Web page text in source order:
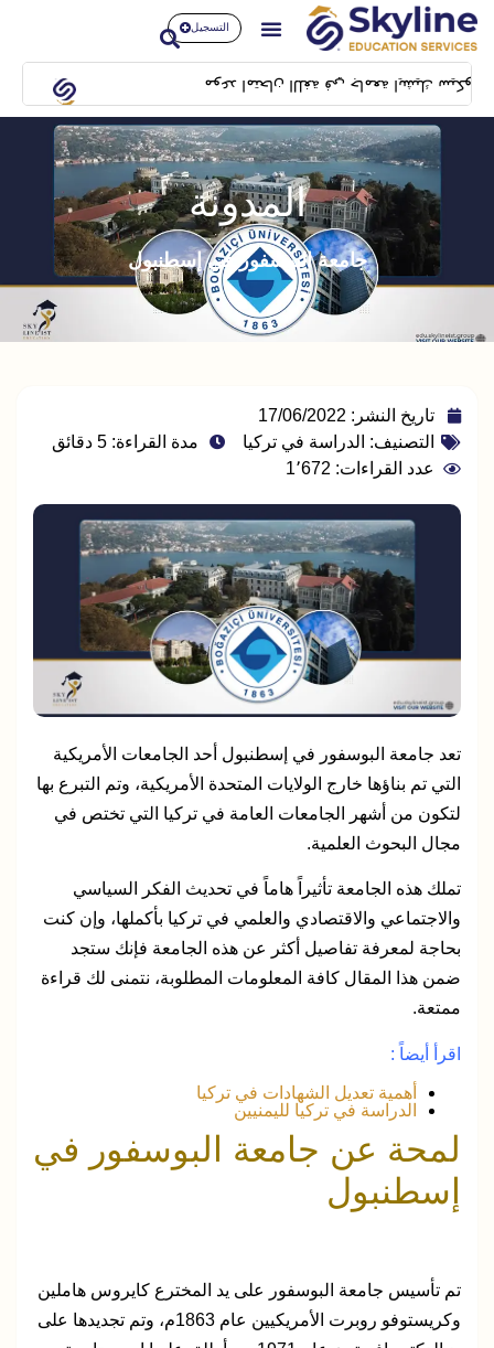
التسجيل
موعد امتحان اللغة في جامعة ايشيك سيكون بتاريخ 14/02/2024 بمبنى SFL building بشيلا
المدونة
جامعة البوسفور في إسطنبول
تاريخ النشر: 17/06/2022
التصنيف: الدراسة في تركيا
مدة القراءة: 5 دقائق
عدد القراءات: 1٬672
تعد جامعة البوسفور في إسطنبول أحد الجامعات الأمريكية
التي تم بناؤها خارج الولايات المتحدة الأمريكية، وتم التبرع بها
لتكون من أشهر الجامعات العامة في تركيا التي تختص في
مجال البحوث العلمية.
تملك هذه الجامعة تأثيراً هاماً في تحديث الفكر السياسي
والاجتماعي والاقتصادي والعلمي في تركيا بأكملها، وإن كنت
بحاجة لمعرفة تفاصيل أكثر عن هذه الجامعة فإنك ستجد
ضمن هذا المقال كافة المعلومات المطلوبة، نتمنى لك قراءة
ممتعة.
اقرأ أيضاً :
أهمية تعديل الشهادات في تركيا
الدراسة في تركيا لليمنيين
لمحة عن جامعة البوسفور في
إسطنبول
تم تأسيس جامعة البوسفور على يد المخترع كايروس هاملين
وكريستوفو روبرت الأمريكيين عام 1863م، وتم تجديدها على